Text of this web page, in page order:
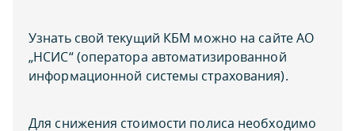
Узнать свой текущий КБМ можно на сайте АО
„НСИС“ (оператора автоматизированной
информационной системы страхования).
Для снижения стоимости полиса необходимо